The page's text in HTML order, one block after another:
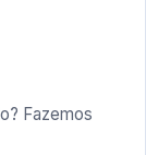
Fazemos